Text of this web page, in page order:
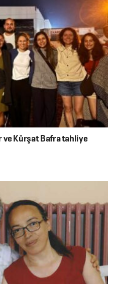
ve Kürşat Bafra tahliye